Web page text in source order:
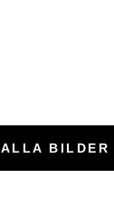
ALLA BILDER